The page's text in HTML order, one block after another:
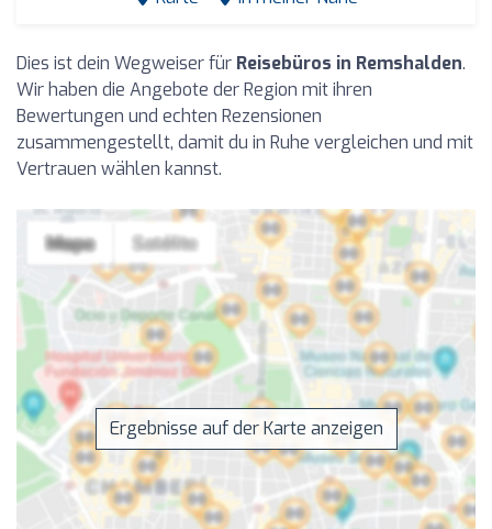
Dies ist dein Wegweiser für Reisebüros in Remshalden.
Wir haben die Angebote der Region mit ihren
Bewertungen und echten Rezensionen
zusammengestellt, damit du in Ruhe vergleichen und mit
Vertrauen wählen kannst.
Ergebnisse auf der Karte anzeigen